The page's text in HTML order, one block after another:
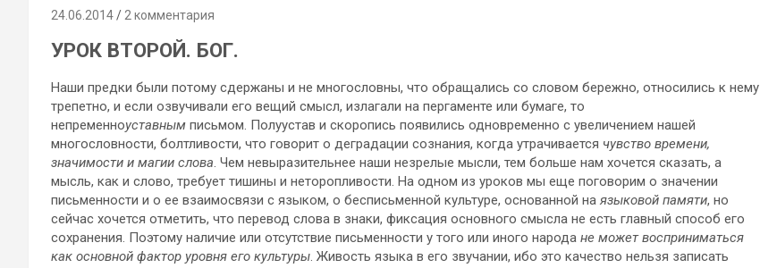
24.06.2014 2 комментария
УРОК ВТОРОЙ. БОГ.
Наши предки были потому сдержаны и не многословны, что обращались со словом бережно, относились к нему
трепетно, и если озвучивали его вещий смысл, излагали на пергаменте или бумаге, то
непременноуставным письмом. Полуустав и скоропись появились одновременно с увеличением нашей
многословности, болтливости, что говорит о деградации сознания, когда утрачивается чувство времени,
значимости и магии слова. Чем невыразительнее наши незрелые мысли, тем больше нам хочется сказать, а
мысль, как и слово, требует тишины и неторопливости. На одном из уроков мы еще поговорим о значении
письменности и о ее взаимосвязи с языком, о бесписьменной культуре, основанной на языковой памяти, но
сейчас хочется отметить, что перевод слова в знаки, фиксация основного смысла не есть главный способ его
сохранения. Поэтому наличие или отсутствие письменности у того или иного народа не может восприниматься
как основной фактор уровня его культуры. Живость языка в его звучании, ибо это качество нельзя записать